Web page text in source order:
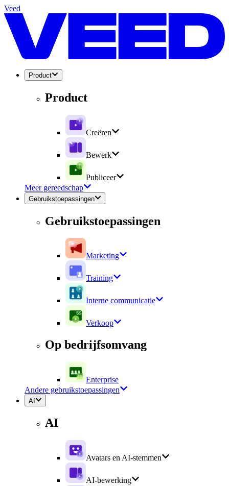
Veed
Product
Product
Creëren
Bewerk
Publiceer
Meer gereedschap
Gebruikstoepassingen
Gebruikstoepassingen
Marketing
Training
Interne communicatie
Verkoop
Op bedrijfsomvang
Enterprise
Andere gebruikstoepassingen
AI
AI
Avatars en AI-stemmen
AI-bewerking